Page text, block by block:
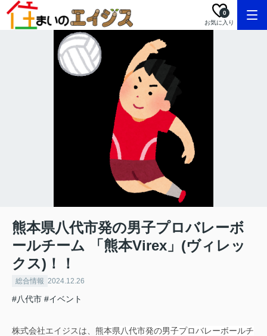
お気に入り
0
熊本県八代市発の男子プロバレーボ
ールチーム 「熊本Virex」(ヴィレッ
クス)！！
総合情報 2024.12.26
#八代市 #イベント
株式会社エイジスは、 熊本県八代市発の男子プロバレーボールチ